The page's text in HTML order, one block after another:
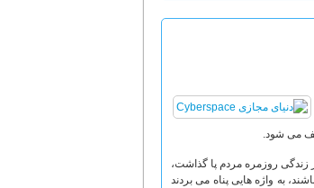
می شود.
زندگی روزمره مردم پا گذاشت،
به واژه هایی پناه می بردند